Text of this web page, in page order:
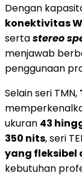
Dengan
konektivitas
sertastereo
menjawab
penggunaan
Selain seri TMN,
ukuran 43
350 nits, seri
yang fleksibel
kebutuhan